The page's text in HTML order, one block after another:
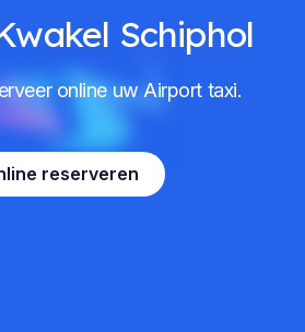
Schiphol
online uw Airport taxi.
reserveren